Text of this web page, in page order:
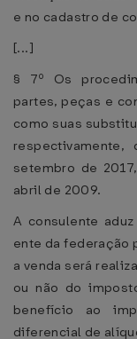
e no cadastro de
[...]
§ 7º Os
partes, peças e
como suas
setembro de
abril de 2009.
A consulente
ente da federação
a venda será
ou não do
benefício ao
diferencial de